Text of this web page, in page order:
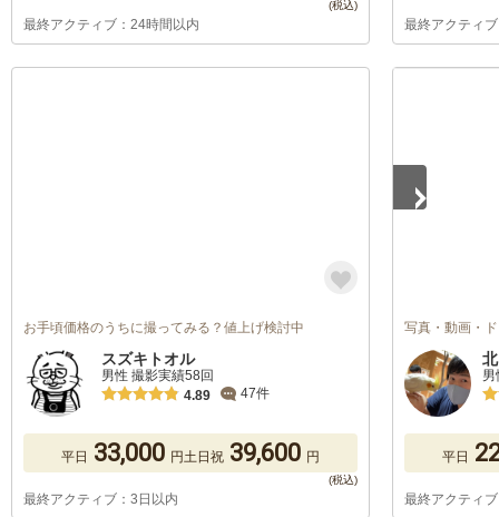
最終アクティブ：24時間以内 最終アクティ
お手頃価格のうちに撮ってみる？値上げ検討中
スズキトオル
男性 撮影実績58回
4.89
47件
平日 33,000 円土日祝 39,600 円
最終アクティブ：3日以内
写真・動画・
平日
最終アクティ